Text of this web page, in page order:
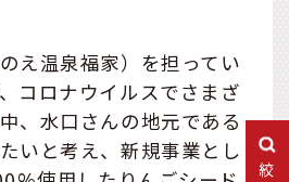
え温泉福家）を担ってい
コロナウイルスでさまざ
、水口さんの地元である
いと考え、新規事業とし